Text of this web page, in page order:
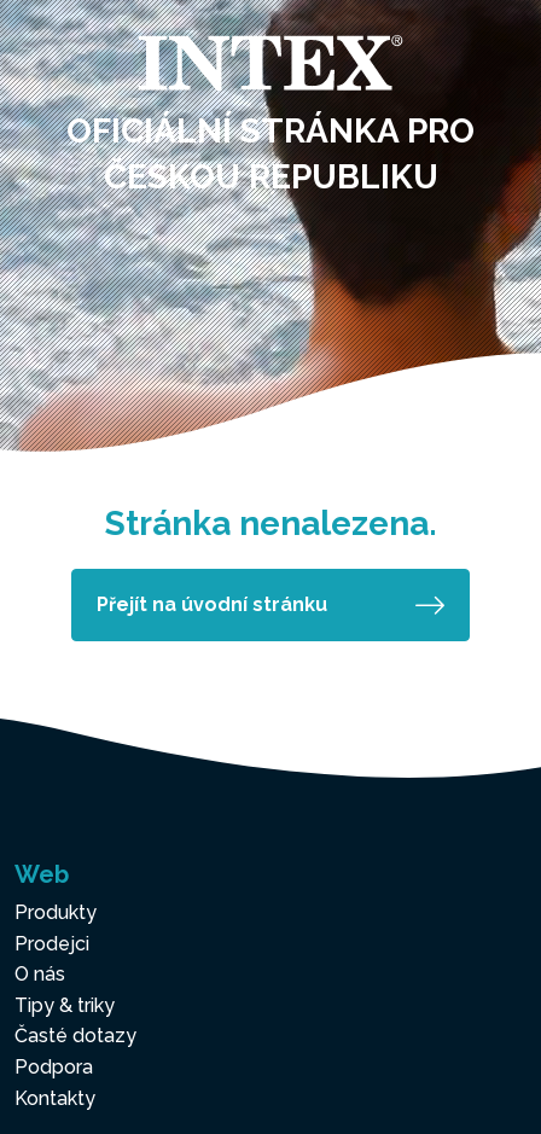
OFICIÁLNÍ STRÁNKA PRO
ČESKOU REPUBLIKU
Stránka nenalezena.
Přejít na úvodní stránku
Web
Produkty
Prodejci
O nás
Tipy & triky
Časté dotazy
Podpora
Kontakty